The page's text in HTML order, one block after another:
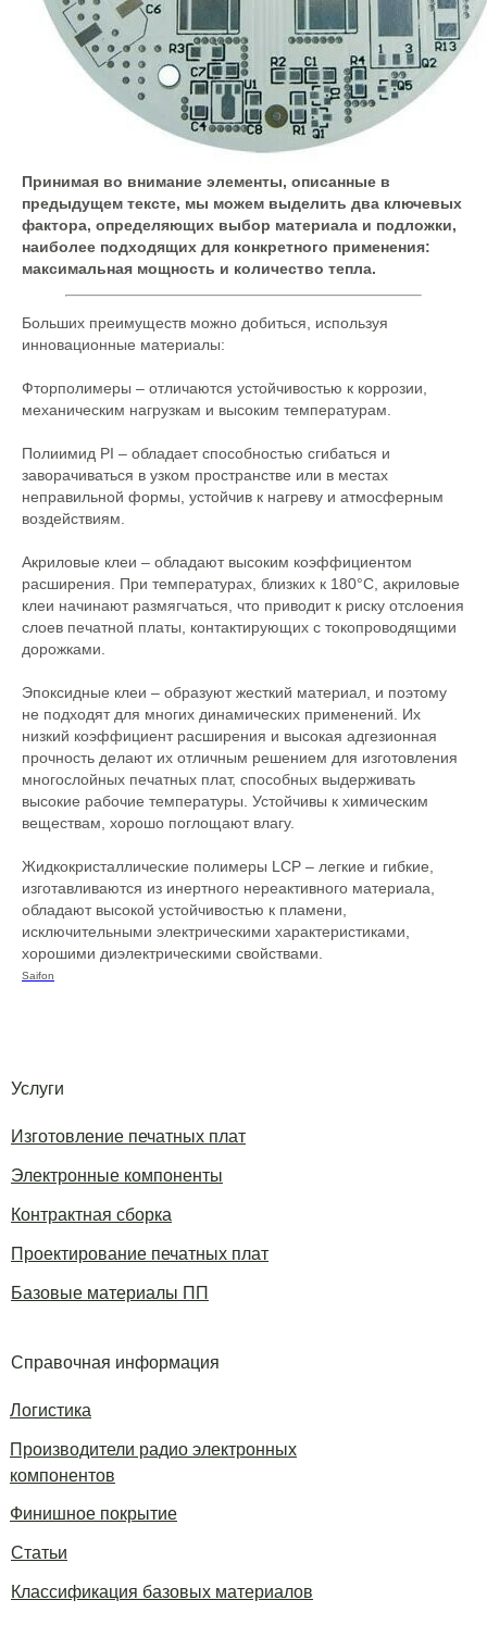
Принимая во внимание элементы, описанные в
предыдущем тексте, мы можем выделить два ключевых
фактора, определяющих выбор материала и подложки,
наиболее подходящих для конкретного применения:
максимальная мощность и количество тепла.
Больших преимуществ можно добиться, используя
инновационные материалы:
Фторполимеры – отличаются устойчивостью к коррозии,
механическим нагрузкам и высоким температурам.
Полиимид PI – обладает способностью сгибаться и
заворачиваться в узком пространстве или в местах
неправильной формы, устойчив к нагреву и атмосферным
воздействиям.
Акриловые клеи – обладают высоким коэффициентом
расширения. При температурах, близких к 180°C, акриловые
клеи начинают размягчаться, что приводит к риску отслоения
слоев печатной платы, контактирующих с токопроводящими
дорожками.
Эпоксидные клеи – образуют жесткий материал, и поэтому
не подходят для многих динамических применений. Их
низкий коэффициент расширения и высокая адгезионная
прочность делают их отличным решением для изготовления
многослойных печатных плат, способных выдерживать
высокие рабочие температуры. Устойчивы к химическим
веществам, хорошо поглощают влагу.
Жидкокристаллические полимеры LCP – легкие и гибкие,
изготавливаются из инертного нереактивного материала,
обладают высокой устойчивостью к пламени,
исключительными электрическими характеристиками,
хорошими диэлектрическими свойствами.
Saifon
Справочная информация
Статьи
Классификация базовых материалов
Изготовление печатных плат
Электронные компоненты
Контрактная сборка
Проектирование печатных плат
Базовые материалы ПП
Услуги
Логистика
Финишное покрытие
Производители радио электронных
компонентов